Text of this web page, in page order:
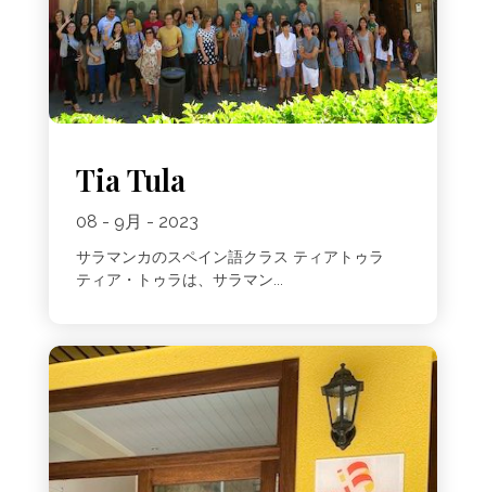
Tia Tula
08 - 9月 - 2023
サラマンカのスペイン語クラス ティアトゥラ
ティア・トゥラは、サラマン...